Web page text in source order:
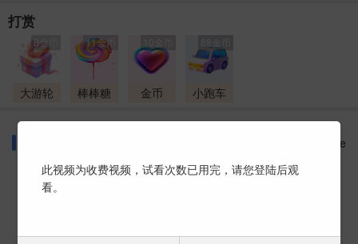
打赏
大游轮
8金币
棒棒糖
11金币
金币 小跑车
More
此视频为收费视频，试看次数已用完，请您登陆后观
看。